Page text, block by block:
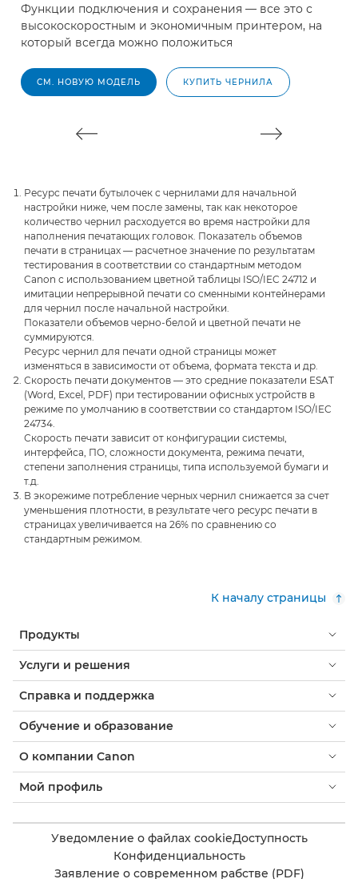
Функции подключения и сохранения — все это с
высокоскоростным и экономичным принтером, на
который всегда можно положиться
СМ. НОВУЮ МОДЕЛЬ КУПИТЬ ЧЕРНИЛА
Ресурс печати бутылочек с чернилами для начальной
настройки ниже, чем после замены, так как некоторое
количество чернил расходуется во время настройки для
наполнения печатающих головок. Показатель объемов
печати в страницах — расчетное значение по результатам
тестирования в соответствии со стандартным методом
Canon с использованием цветной таблицы ISO/IEC 24712 и
имитации непрерывной печати со сменными контейнерами
для чернил после начальной настройки.
Показатели объемов черно-белой и цветной печати не
суммируются.
Ресурс чернил для печати одной страницы может
изменяться в зависимости от объема, формата текста и др.
Скорость печати документов — это средние показатели ESAT
(Word, Excel, PDF) при тестировании офисных устройств в
режиме по умолчанию в соответствии со стандартом ISO/IEC
24734.
Скорость печати зависит от конфигурации системы,
интерфейса, ПО, сложности документа, режима печати,
степени заполнения страницы, типа используемой бумаги и
т.д.
В экорежиме потребление черных чернил снижается за счет
уменьшения плотности, в результате чего ресурс печати в
страницах увеличивается на 26% по сравнению со
стандартным режимом.
К началу страницы
Продукты
Услуги и решения
Справка и поддержка
Обучение и образование
О компании Canon
Мой профиль
Уведомление о файлах cookieДоступность
Конфиденциальность
Заявление о современном рабстве (PDF)